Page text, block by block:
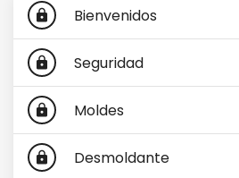
lock Bienvenidos
lock Seguridad
lock Moldes
lock Desmoldante